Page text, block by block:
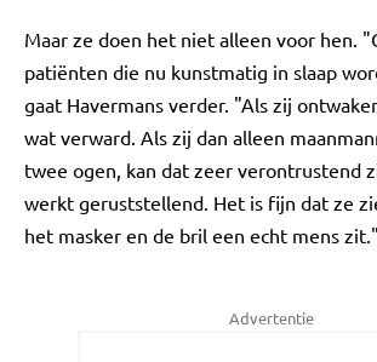
Maar ze doen het niet alleen voor hen.
patiënten die nu kunstmatig in slaap
gaat Havermans verder. "Als zij
wat verward. Als zij dan alleen
twee ogen, kan dat zeer verontrustend
werkt geruststellend. Het is fijn dat ze
het masker en de bril een echt mens zit."
Advertentie